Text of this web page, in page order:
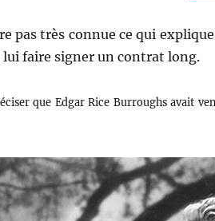
pas très connue ce qui
lui faire signer un contrat long.
que Edgar Rice Burroughs avait